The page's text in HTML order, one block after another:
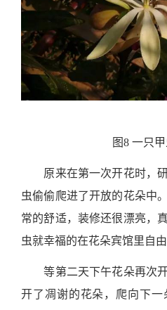
图8 一只
原来在第一次开花时，研
虫偷偷爬进了开放的花朵中
常的舒适，装修还很漂亮，
虫就幸福的在花朵宾馆里自
等第二天下午花朵再次开
开了凋谢的花朵，爬向下一